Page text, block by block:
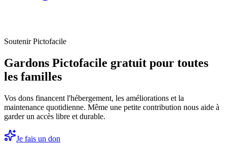
Soutenir Pictofacile
Gardons Pictofacile gratuit pour toutes
les familles
Vos dons financent l'hébergement, les améliorations et la
maintenance quotidienne. Même une petite contribution nous aide à
garder un accès libre et durable.
Je fais un don